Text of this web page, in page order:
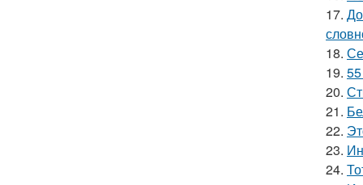
17.
18.
19.
20.
21.
22.
23.
24.